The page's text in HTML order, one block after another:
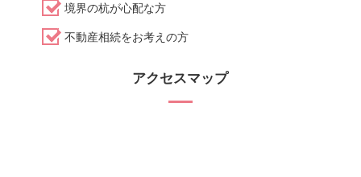
境界の杭が心配な方
不動産相続をお考えの方
アクセスマップ